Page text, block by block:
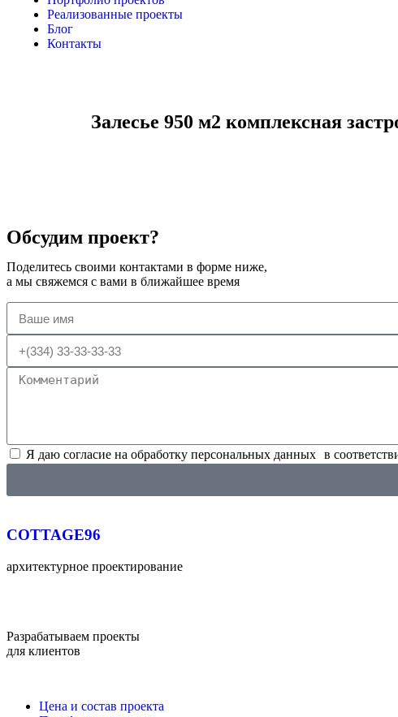
Реализованные проекты
Блог
Контакты
Залесье 950 м2 комплексная
Обсудим проект?
Поделитесь своими контактами в форме ниже,
а мы свяжемся с вами в ближайшее время
Я даю согласие на обработку персональных данных в
COTTAGE96
архитектурное проектирование
Разрабатываем проекты
для клиентов
Цена и состав проекта